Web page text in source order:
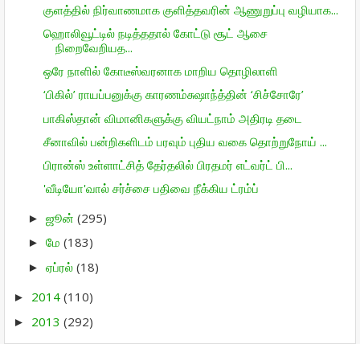
குளத்தில் நிர்வாணமாக குளித்தவரின் ஆணுறுப்பு வழியாக...
ஹொலிவூட்டில் நடித்ததால் கோட்டு சூட் ஆசை
நிறைவேறியத...
ஒரே நாளில் கோடீஸ்வரனாக மாறிய தொழிலாளி
‘பிகில்’ ராயப்பனுக்கு காரணம்சுஷாந்த்தின் ‘சிச்சோரே’
பாகிஸ்தான் விமானிகளுக்கு வியட்நாம் அதிரடி தடை
சீனாவில் பன்றிகளிடம் பரவும் புதிய வகை தொற்றுநோய் ...
பிரான்ஸ் உள்ளாட்சித் தேர்தலில் பிரதமர் எட்வர்ட் பி...
'வீடியோ'வால் சர்ச்சை பதிவை நீக்கிய ட்ரம்ப்
► ஜூன் (295)
► மே (183)
► ஏப்ரல் (18)
► 2014 (110)
► 2013 (292)